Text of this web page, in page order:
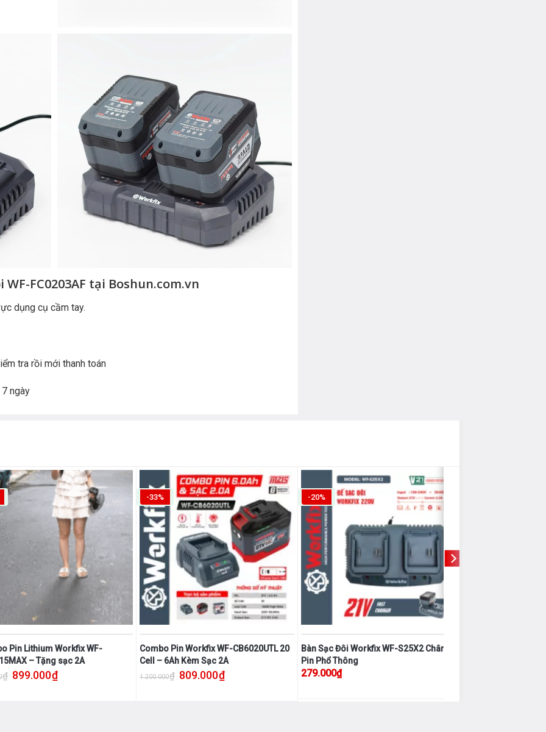
FC0203AF tại Boshun.com.vn
dụng cụ cầm tay.
tra rồi mới thanh toán
ngày
Pin Lithium Workfix WF-
– Tặng sạc 2A
₫ Giá gốc là: 900.000₫.
899.000₫Giá hiện tại là: 899.000₫.
-33%
Combo Pin Workfix WF-CB6020UTL 20
Cell – 6Ah Kèm Sạc 2A
1.200.000₫ Giá gốc là: 1.200.000₫.
809.000₫Giá hiện tại là: 809.000₫.
-20%
Bàn Sạc Đôi Workfix WF-S25X2 Chân
Pin Phổ Thông
279.000₫